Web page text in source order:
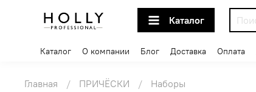
Каталог
Каталог О компании Блог Доставка Оплата
Главная ПРИЧЁСКИ Наборы